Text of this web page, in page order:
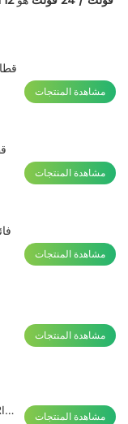
مشاهدة المنتجات
مشاهدة المنتجات
مشاهدة المنتجات
مشاهدة المنتجات
مشاهدة المنتجات